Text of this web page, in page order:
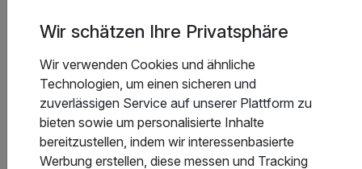
Sport- und Freizeitangebot?
Welche Hotels in Paderborn bieten die besten
Freizeit- und Ausflugsmöglichkeiten?
Wir schätzen Ihre Privatsphäre
Wir verwenden Cookies und ähnliche
Technologien, um einen sicheren und
zuverlässigen Service auf unserer Plattform zu
bieten sowie um personalisierte Inhalte
bereitzustellen, indem wir interessenbasierte
Werbung erstellen, diese messen und Tracking